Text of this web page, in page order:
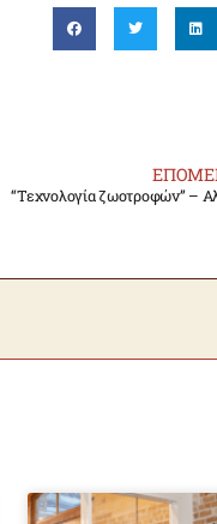
“Τεχνολογία ζωοτροφών” –